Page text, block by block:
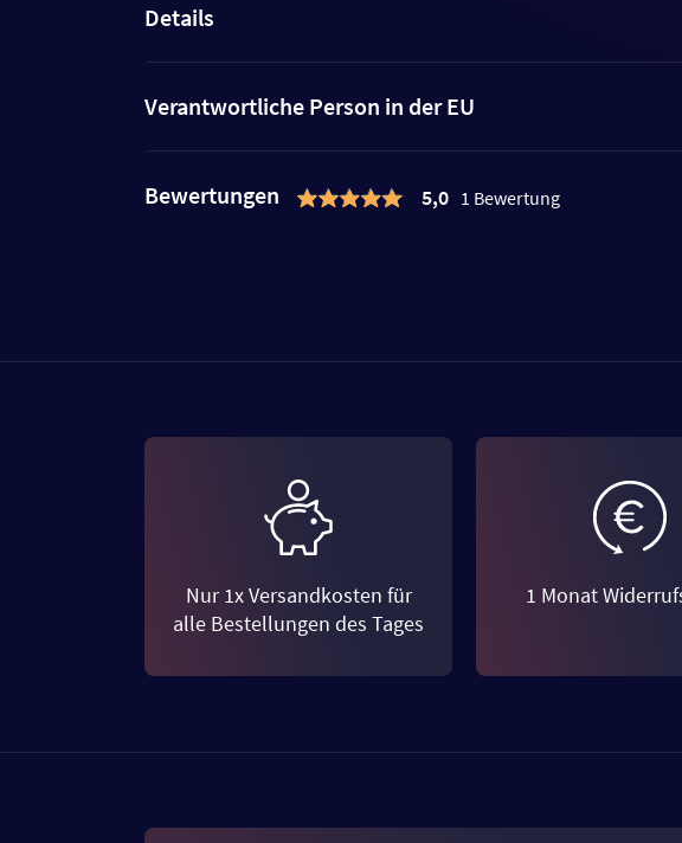
Details
Verantwortliche Person in der EU
Bewertungen 5,0 1 Bewertung
Nur 1x Versandkosten für
alle Bestellungen des Tages
1 Monat